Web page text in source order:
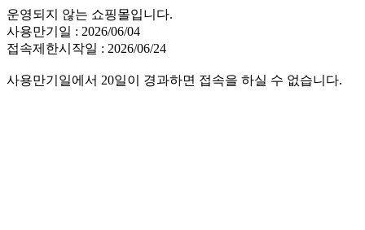
운영되지 않는 쇼핑몰입니다.
사용만기일 : 2026/06/04
접속제한시작일 : 2026/06/24
사용만기일에서 20일이 경과하면 접속을 하실 수 없습니다.